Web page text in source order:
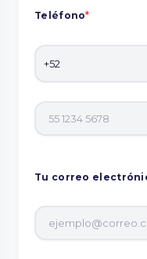
Teléfono*
Tu correo